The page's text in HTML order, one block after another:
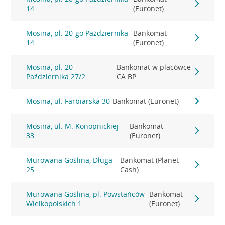
14
(Euronet)
Mosina, pl. 20-go Października
14
Bankomat
(Euronet)
Mosina, pl. 20
Października 27/2
Bankomat w placówce
CA BP
Mosina, ul. Farbiarska 30 Bankomat (Euronet)
Mosina, ul. M. Konopnickiej
33
Bankomat
(Euronet)
Murowana Goślina, Długa
25
Bankomat (Planet
Cash)
Murowana Goślina, pl. Powstańców
Wielkopolskich 1
Bankomat
(Euronet)